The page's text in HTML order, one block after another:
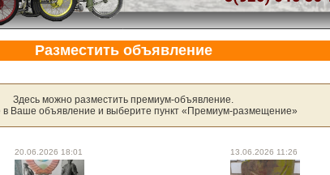
Разместить объявление
Здесь можно разместить премиум-объявление.
в Ваше объявление и выберите пункт «Премиум-размещение»
20.06.2026 18:01 13.06.2026 11:26